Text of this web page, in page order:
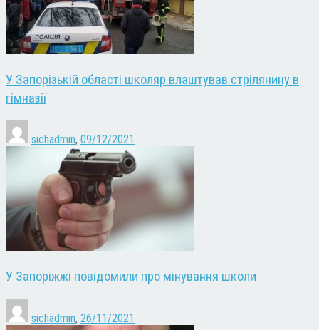
У Запорізькій області школяр влаштував стрілянину в
гімназії
sichadmin, 09/12/2021
У Запоріжжі повідомили про мінування школи
sichadmin, 26/11/2021